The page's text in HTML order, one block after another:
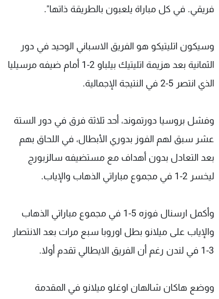
فريقي. في كل مباراة يلعبون بالطريقة ذاتها".
وسيكون اتليتيكو هو الفريق الاسباني الوحيد في دور
الثمانية بعد هزيمة اتليتيك بيلباو 2-1 أمام ضيفه مرسيليا
الذي انتصر 5-2 في النتيجة الإجمالية.
وفشل بروسيا دورتموند، أحد ثلاثة فرق في دور الستة
عشر سبق لهم الفوز بدوري الأبطال، في اللحاق بهم
بعد التعادل بدون أهداف مع مستضيفه سالزبورج
ليخسر 2-1 في مجموع مباراتي الذهاب والإياب.
وأكمل ارسنال فوزه 5-1 في مجموع مباراتي الذهاب
والإياب على ميلانو بطل اوروبا سبع مرات بعد الانتصار
3-1 في لندن رغم أن الفريق الايطالي تقدم أولا.
ووضع هاكان شالهان اوغلو ميلانو في المقدمة